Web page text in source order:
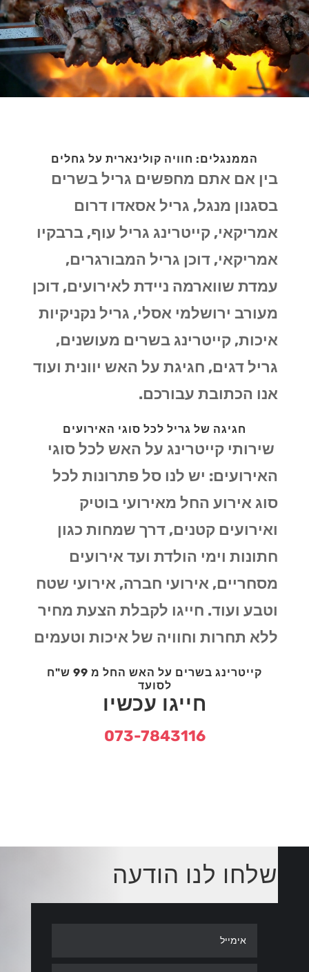
הממנגלים: חוויה קולינארית על גחלים
בין אם אתם מחפשים גריל בשרים
בסגנון מנגל, גריל אסאדו דרום
אמריקאי, קייטרינג גריל עוף, ברבקיו
אמריקאי, דוכן גריל המבורגרים,
עמדת שווארמה ניידת לאירועים, דוכן
מעורב ירושלמי אסלי, גריל נקניקיות
איכות, קייטרינג בשרים מעושנים,
גריל דגים, חגיגת על האש יוונית ועוד
אנו הכתובת עבורכם.
חגיגה של גריל לכל סוגי האירועים
שירותי קייטרינג על האש לכל סוגי
האירועים: יש לנו סל פתרונות לכל
סוג אירוע החל מאירועי בוטיק
ואירועים קטנים, דרך שמחות כגון
חתונות וימי הולדת ועד אירועים
מסחריים, אירועי חברה, אירועי שטח
וטבע ועוד. חייגו לקבלת הצעת מחיר
ללא תחרות וחוויה של איכות וטעמים
קייטרינג בשרים על האש החל מ 99 ש"ח
לסועד
חייגו עכשיו
073-7843116
שלחו לנו הודעה